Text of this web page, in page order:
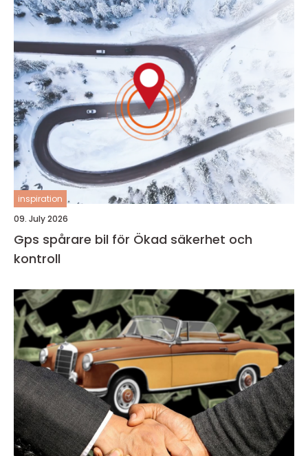
inspiration
09. July 2026
Gps spårare bil för Ökad säkerhet och
kontroll